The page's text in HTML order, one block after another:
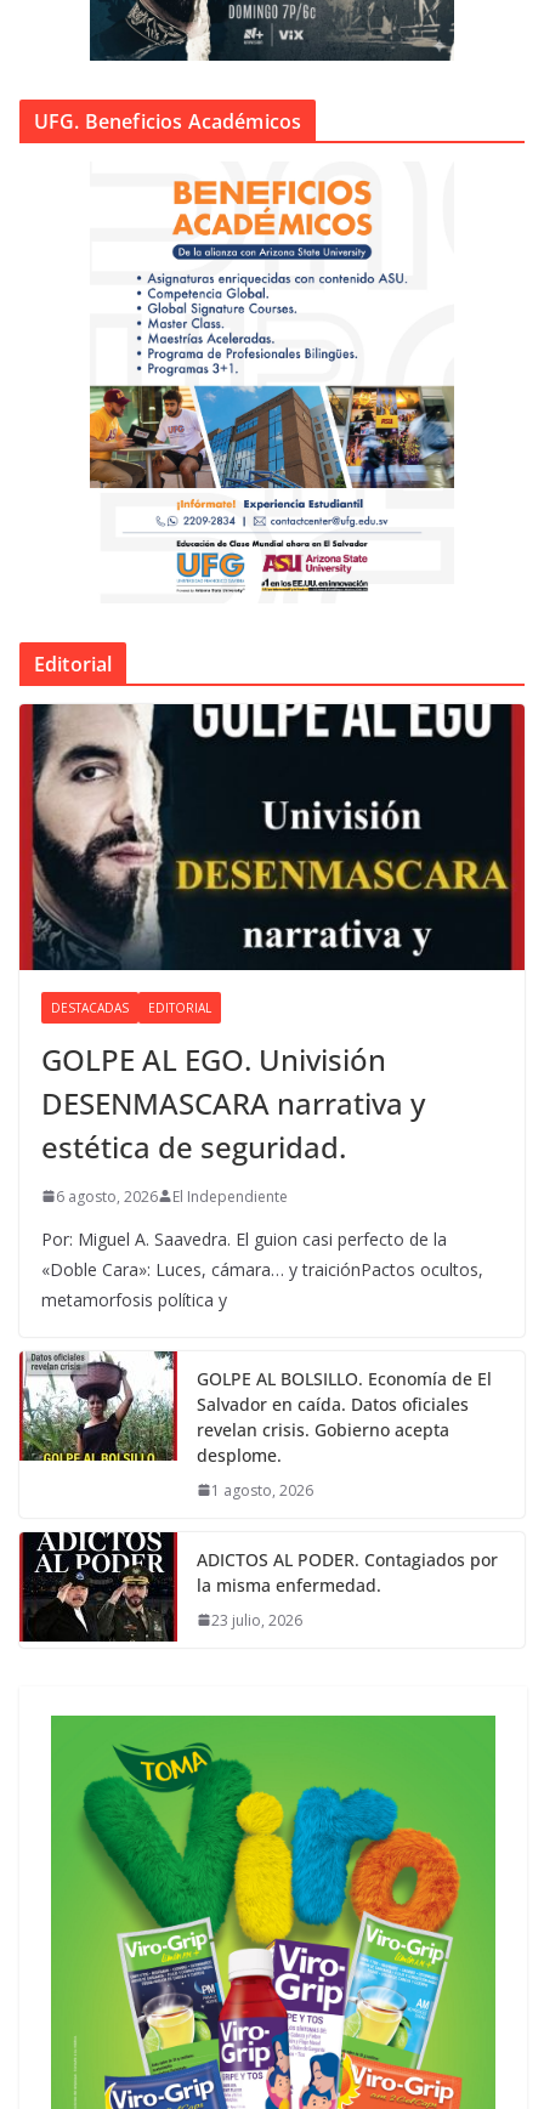
UFG. Beneficios Académicos
Editorial
DESTACADAS EDITORIAL
GOLPE AL EGO. Univisión
DESENMASCARA narrativa y
estética de seguridad.
6 agosto, 2026 El Independiente
Por: Miguel A. Saavedra. El guion casi perfecto de la
«Doble Cara»: Luces, cámara… y traiciónPactos ocultos,
metamorfosis política y
GOLPE AL BOLSILLO. Economía de El
Salvador en caída. Datos oficiales
revelan crisis. Gobierno acepta
desplome.
1 agosto, 2026
ADICTOS AL PODER. Contagiados por
la misma enfermedad.
23 julio, 2026